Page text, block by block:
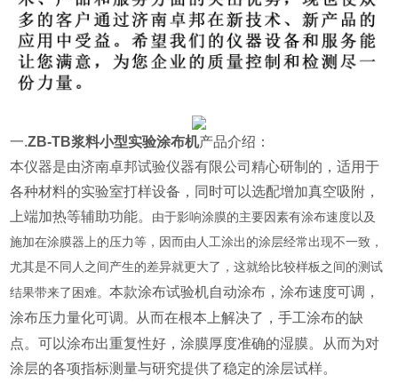
一.ZB-TB浆料小型实验涂布机产品介绍：
本仪器是由济南卓邦试验仪器有限公司精心研制的，适用于
各种材料的实验室打样设备，同时可以选配增加真空吸附，
上端加热等辅助功能。
由于影响涂膜的主要因素有涂布速度以及
施加在涂膜器上的压力等，因而由人工涂出的涂层经常出现不一致，
尤其是不同人之间产生的差异就更大了，这就给比较样板之间的测试
结果带来了困难。本款涂布试验机自动涂布，涂布速度可调，
涂布压力量化可调 。 从而在根本上解决了，手工涂布的缺
点。可以涂布出重复性好，涂膜厚度准确的湿膜。从而为对
涂层的各项指标测量与研究提供了稳定的涂层试样。